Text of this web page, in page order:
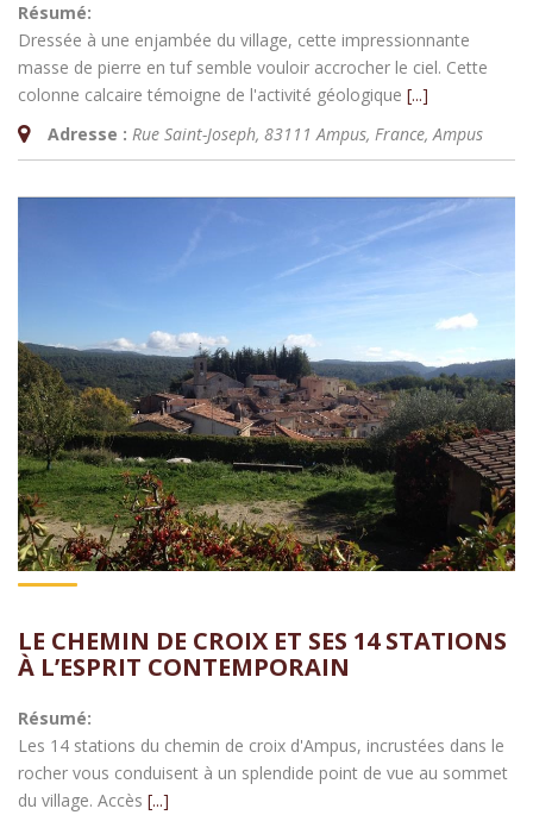
Résumé:
Dressée à une enjambée du village, cette impressionnante
masse de pierre en tuf semble vouloir accrocher le ciel. Cette
colonne calcaire témoigne de l'activité géologique [...]
Adresse : Rue Saint-Joseph, 83111 Ampus, France,Ampus
LE CHEMIN DE CROIX ET SES 14 STATIONS
À L’ESPRIT CONTEMPORAIN
Résumé:
Les 14 stations du chemin de croix d'Ampus, incrustées dans le
rocher vous conduisent à un splendide point de vue au sommet
du village. Accès [...]